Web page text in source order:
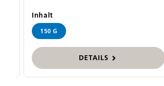
Inhaltauswählen
150 G
DETAILS